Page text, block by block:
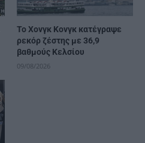
Το Χονγκ Κονγκ κατέγραψε
ρεκόρ ζέστης με 36,9
βαθμούς Κελσίου
09/08/2026